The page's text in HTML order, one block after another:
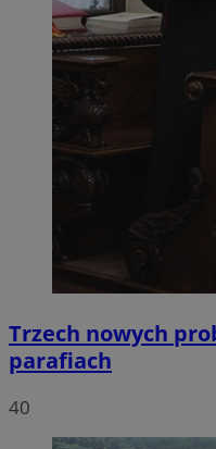
Trzech nowych
parafiach
40